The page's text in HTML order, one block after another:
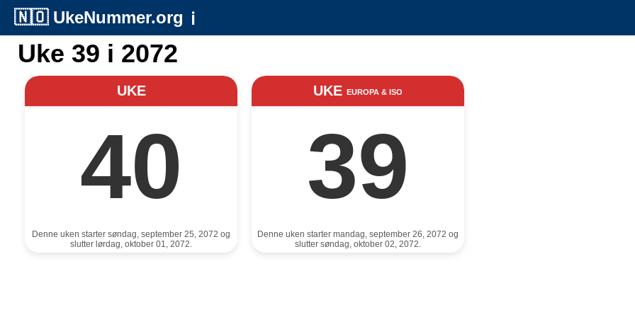
🇳🇴 UkeNummer.org ℹ️
Uke 39 i 2072
UKE
40
Denne uken starter søndag, september 25, 2072 og
slutter lørdag, oktober 01, 2072.
UKE EUROPA & ISO
39
Denne uken starter mandag, september 26, 2072 og
slutter søndag, oktober 02, 2072.